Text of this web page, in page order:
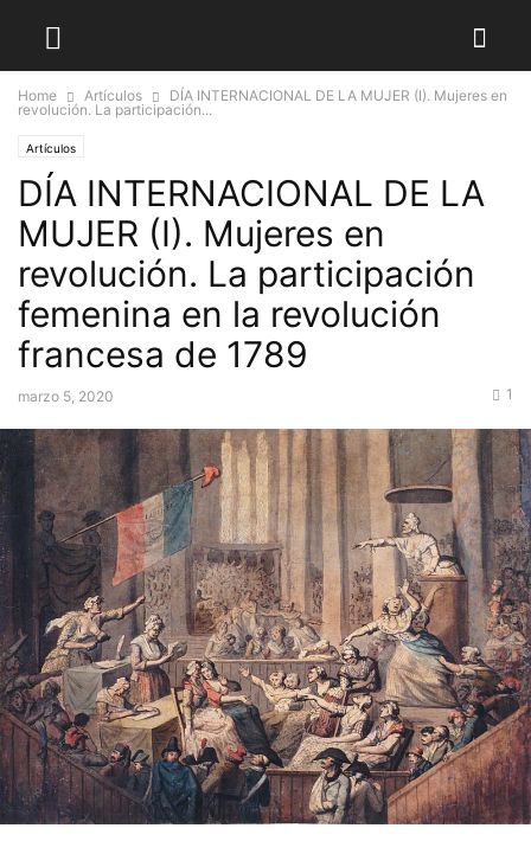
Home Artículos
DÍA INTERNACIONAL DE LA MUJER (I). Mujeres en
revolución. La participación...
Artículos
DÍA INTERNACIONAL DE LA
MUJER (I). Mujeres en
revolución. La participación
femenina en la revolución
francesa de 1789
marzo 5, 2020 1